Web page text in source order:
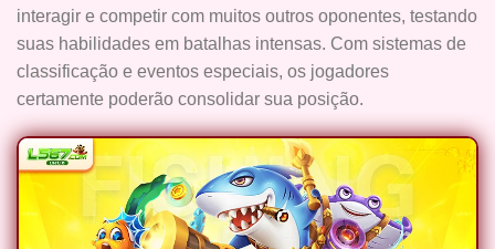
interagir e competir com muitos outros oponentes, testando
suas habilidades em batalhas intensas. Com sistemas de
classificação e eventos especiais, os jogadores
certamente poderão consolidar sua posição.